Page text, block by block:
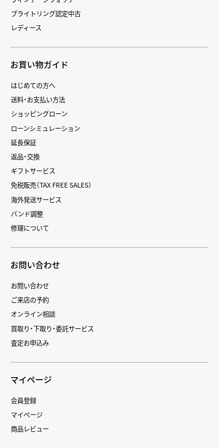
ブライトリング認定中古
レディース
お買い物ガイド
はじめての方へ
送料・お支払い方法
ショッピングローン
ローンシミュレーション
延長保証
返品・交換
ギフトサービス
免税販売（TAX FREE SALES）
海外発送サービス
バンド調整
修理について
お問い合わせ
お問い合わせ
ご来店の予約
オンライン相談
買取り・下取り・委託サービス
査定お申込み
マイページ
会員登録
マイページ
商品レビュー